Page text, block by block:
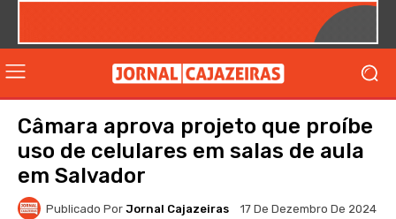
Câmara aprova projeto que proíbe
uso de celulares em salas de aula
em Salvador
Publicado Por Jornal Cajazeiras 17 De Dezembro De 2024